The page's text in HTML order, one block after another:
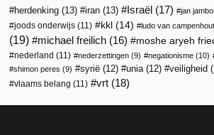
herdenking (13) iran (13) Israël (17) jan
joods onderwijs (11) kkl (14) ludo van campenhout
(19)
michael freilich (16) moshe aryeh
nederland (11) nederzettingen (9) negationisme (10)
shimon peres (9) syrië (12) unia (12) veiligheid
vlaams belang (11) vrt (18)